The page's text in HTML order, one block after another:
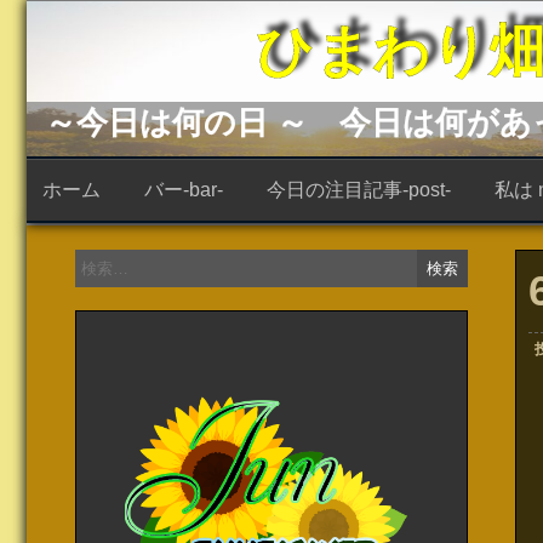
コ
へ
ス
キ
ひまわり
～今日は何の日 ～ 今日は何があ
ホーム バー-bar- 今日の注目記事-post- 私は
検
索: